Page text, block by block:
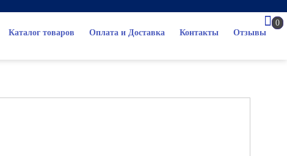
Каталог товаров Оплата и Доставка Контакты Отзывы
0